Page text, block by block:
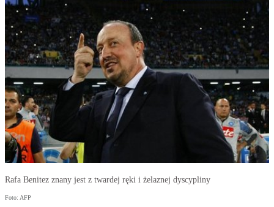
Rafa Benitez znany jest z twardej ręki i żelaznej dyscypliny
Foto: AFP